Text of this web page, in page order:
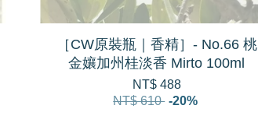
［CW原裝瓶｜香精］- No.66 桃
金孃加州桂淡香 Mirto 100ml
NT$ 488
NT$ 610 -20%